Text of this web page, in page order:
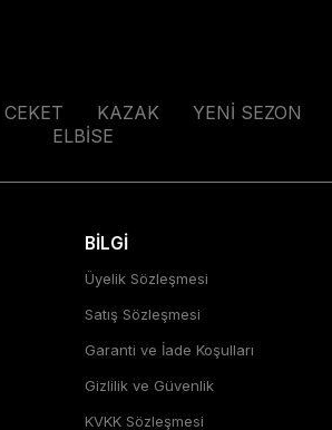
CEKET KAZAK YENİ SEZON
ELBİSE
BİLGİ
Üyelik Sözleşmesi
Satış Sözleşmesi
Garanti ve İade Koşulları
Gizlilik ve Güvenlik
KVKK Sözleşmesi